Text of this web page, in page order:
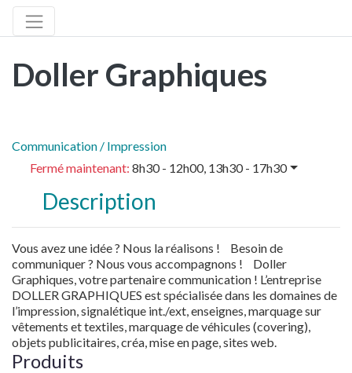
Doller Graphiques
Communication / Impression
Fermé maintenant: 8h30 - 12h00, 13h30 - 17h30
Description
Vous avez une idée ? Nous la réalisons ! Besoin de
communiquer ? Nous vous accompagnons ! Doller
Graphiques, votre partenaire communication ! L’entreprise
DOLLER GRAPHIQUES est spécialisée dans les domaines de
l’impression, signalétique int./ext, enseignes, marquage sur
vêtements et textiles, marquage de véhicules (covering),
objets publicitaires, créa, mise en page, sites web.
Produits